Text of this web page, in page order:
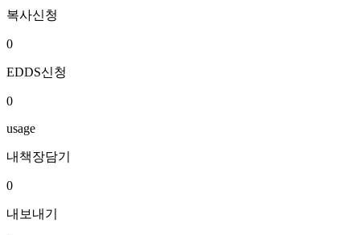
복사신청
0
EDDS신청
0
usage
내책장담기
0
내보내기